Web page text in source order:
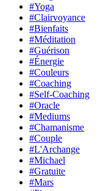
#Yoga
#Clairvoyance
#Bienfaits
#Méditation
#Guérison
#Énergie
#Couleurs
#Coaching
#Self-Coaching
#Oracle
#Mediums
#Chamanisme
#Couple
#L'Archange
#Michael
#Gratuite
#Mars